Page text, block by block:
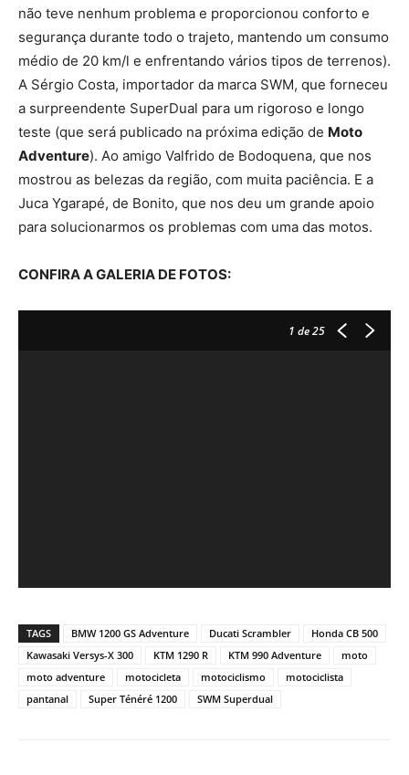
não teve nenhum problema e proporcionou conforto e
segurança durante todo o trajeto, mantendo um consumo
médio de 20 km/l e enfrentando vários tipos de terrenos).
A Sérgio Costa, importador da marca SWM, que forneceu
a surpreendente SuperDual para um rigoroso e longo
teste (que será publicado na próxima edição de Moto
Adventure). Ao amigo Valfrido de Bodoquena, que nos
mostrou as belezas da região, com muita paciência. E a
Juca Ygarapé, de Bonito, que nos deu um grande apoio
para solucionarmos os problemas com uma das motos.
CONFIRA A GALERIA DE FOTOS:
1 de 25
TAGS BMW 1200 GS Adventure Ducati Scrambler
Honda CB 500
Kawasaki Versys-X 300
KTM 1290 R KTM 990 Adventure
moto
moto adventure
motocicleta motociclismo
motociclista
pantanal
Super Ténéré 1200 SWM Superdual